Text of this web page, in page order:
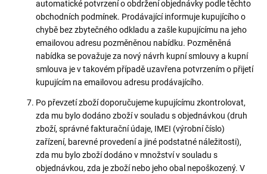
automatické potvrzení o obdržení objednávky podle těchto
obchodních podmínek. Prodávající informuje kupujícího o
chybě bez zbytečného odkladu a zašle kupujícímu na jeho
emailovou adresu pozměněnou nabídku. Pozměněná
nabídka se považuje za nový návrh kupní smlouvy a kupní
smlouva je v takovém případě uzavřena potvrzením o přijetí
kupujícím na emailovou adresu prodávajícího.
Po převzetí zboží doporučujeme kupujícímu zkontrolovat,
zda mu bylo dodáno zboží v souladu s objednávkou (druh
zboží, správné fakturační údaje, IMEI (výrobní číslo)
zařízení, barevné provedení a jiné podstatné náležitosti),
zda mu bylo zboží dodáno v množství v souladu s
objednávkou, zda je zboží nebo jeho obal nepoškozený. V